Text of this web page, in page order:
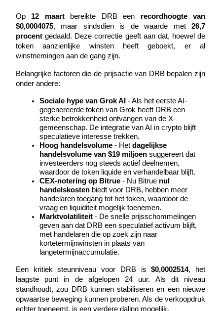
Handelsstrategieën
Leer hoe u winstgevend kunt blijven
Macht varkentje
Verdien dagelijks competitieve beloningen
Op 12 maart bereikte DRB een recordhoogte van
$0,0004075, maar sindsdien is de waarde met 26,7
procent gedaald. Deze correctie geeft aan dat, hoewel de
token aanzienlijke winsten heeft geboekt, er al
winstnemingen aan de gang zijn.
Belangrijke factoren die de prijsactie van DRB bepalen zijn
onder andere:
Sociale hype van Grok AI - Als het eerste AI-
gegenereerde token van Grok heeft DRB een
sterke betrokkenheid ontvangen van de X-
gemeenschap. De integratie van AI in crypto blijft
speculatieve interesse trekken.
Hoog handelsvolume - Het dagelijkse
handelsvolume van $19 miljoen suggereert dat
investeerders nog steeds actief deelnemen,
waardoor de token liquide en verhandelbaar blijft.
CEX-notering op Bitrue - Nu Bitrue nul
handelskosten biedt voor DRB, hebben meer
handelaren toegang tot het token, waardoor de
vraag en liquiditeit mogelijk toenemen.
Marktvolatiliteit - De snelle prijsschommelingen
geven aan dat DRB een speculatief activum blijft,
met handelaren die op zoek zijn naar
kortetermijnwinsten in plaats van
langetermijnaccumulatie.
Een kritiek steunniveau voor DRB is $0,0002514, het
laagste punt in de afgelopen 24 uur. Als dit niveau
standhoudt, zou DRB kunnen stabiliseren en een nieuwe
opwaartse beweging kunnen proberen. Als de verkoopdruk
echter toeneemt, is een verdere daling mogelijk.